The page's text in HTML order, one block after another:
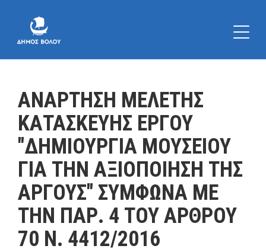
ΑΝΑΡΤΗΣΗ ΜΕΛΕΤΗΣ
ΚΑΤΑΣΚΕΥΗΣ ΕΡΓΟΥ
"ΔΗΜΙΟΥΡΓΙΑ ΜΟΥΣΕΙΟΥ
ΓΙΑ ΤΗΝ ΑΞΙΟΠΟΙΗΣΗ ΤΗΣ
ΑΡΓΟΥΣ" ΣΥΜΦΩΝΑ ΜΕ
ΤΗΝ ΠΑΡ. 4 ΤΟΥ ΑΡΘΡΟΥ
70 Ν. 4412/2016